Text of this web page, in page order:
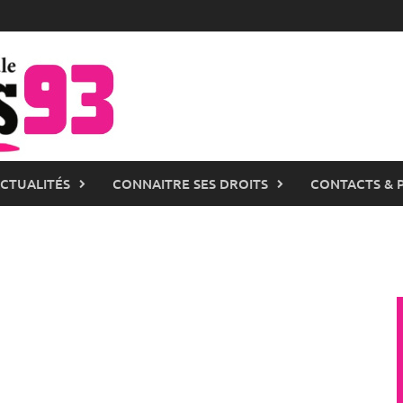
CONNAITRE SES DROITS CONTACTS &